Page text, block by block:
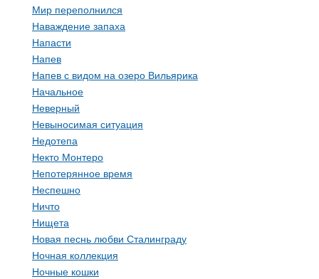
Мир переполнился
Наваждение запаха
Напасти
Напев
Напев с видом на озеро Вильярика
Начальное
Неверный
Невыносимая ситуация
Недотепа
Некто Монтеро
Непотерянное время
Неспешно
Ничто
Нищета
Новая песнь любви Сталинграду
Ночная коллекция
Ночные кошки